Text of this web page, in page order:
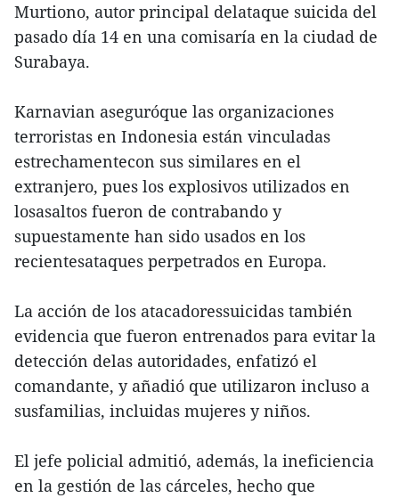
Murtiono, autor principal delataque suicida del
pasado día 14 en una comisaría en la ciudad de
Surabaya.
Karnavian aseguróque las organizaciones
terroristas en Indonesia están vinculadas
estrechamentecon sus similares en el
extranjero, pues los explosivos utilizados en
losasaltos fueron de contrabando y
supuestamente han sido usados en los
recientesataques perpetrados en Europa.
La acción de los atacadoressuicidas también
evidencia que fueron entrenados para evitar la
detección delas autoridades, enfatizó el
comandante, y añadió que utilizaron incluso a
susfamilias, incluidas mujeres y niños.
El jefe policial admitió, además, la ineficiencia
en la gestión de las cárceles, hecho que